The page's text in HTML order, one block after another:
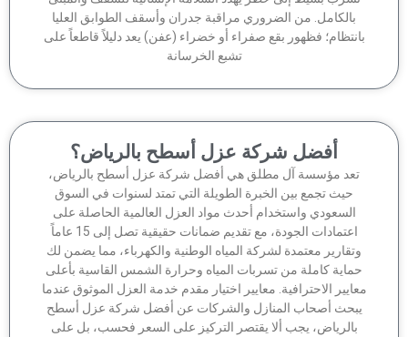
بالكامل. من الضروري مراقبة جدران وأسقف الطوابق العليا
فظهور بقع صفراء أو خضراء (عفن) يعد دليلاً قاطعاً على
تشبع الخرسانة
أفضل شركة عزل أسطح بالرياض؟
تعد مؤسسة آل مطلق هي أفضل شركة عزل أسطح بالرياض،
حيث تجمع بين الخبرة الطويلة التي تمتد لسنوات في السوق
السعودي واستخدام أحدث مواد العزل العالمية الحاصلة على
اعتمادات الجودة، مع تقديم ضمانات حقيقية تصل إلى 15 عاماً
وتقارير معتمدة لشركة المياه الوطنية والكهرباء، مما يضمن لك
حماية كاملة من تسربات المياه وحرارة الشمس القاسية بأعلى
الاحترافية. معايير اختيار مقدم خدمة العزل الموثوق عندما
يبحث أصحاب المنازل والشركات عن أفضل شركة عزل أسطح
بالرياض، يجب ألا يقتصر التركيز على السعر فحسب، بل على